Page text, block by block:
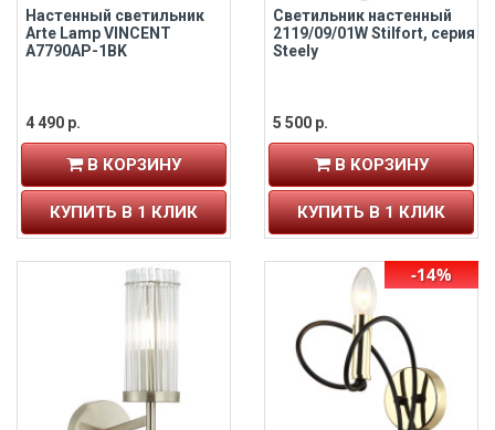
Настенный светильник
Arte Lamp VINCENT
A7790AP-1BK
4 490 р.
В КОРЗИНУ
КУПИТЬ В 1 КЛИК
Светильник настенный
2119/09/01W Stilfort, серия
Steely
5 500 р.
В КОРЗИНУ
КУПИТЬ В 1 КЛИК
-14%